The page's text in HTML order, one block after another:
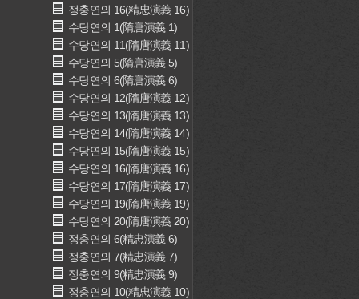
정충연의 16(精忠演義 16)
수당연의 1(隋唐演義 1)
수당연의 11(隋唐演義 11)
수당연의 5(隋唐演義 5)
수당연의 6(隋唐演義 6)
수당연의 12(隋唐演義 12)
수당연의 13(隋唐演義 13)
수당연의 14(隋唐演義 14)
수당연의 15(隋唐演義 15)
수당연의 16(隋唐演義 16)
수당연의 17(隋唐演義 17)
수당연의 19(隋唐演義 19)
수당연의 20(隋唐演義 20)
정충연의 6(精忠演義 6)
정충연의 7(精忠演義 7)
정충연의 9(精忠演義 9)
정충연의 10(精忠演義 10)